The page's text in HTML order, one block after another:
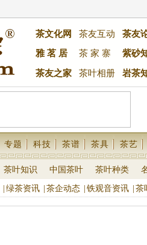
茶文化网 茶友互动
茶友
雅 茗 居
茶 家 寨 紫砂
茶友之家 茶叶相册 岩茶
专题 科技 茶谱 茶具 茶艺
茶叶知识 中国茶叶 茶叶种类
绿茶资讯 茶企动态 铁观音资讯 茶